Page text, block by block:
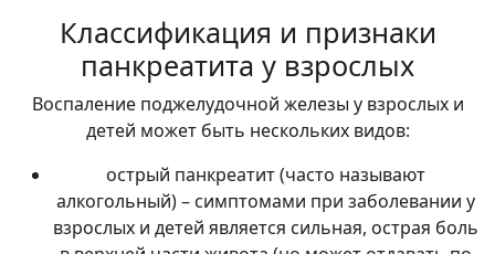
Классификация и признаки
панкреатита у взрослых
Воспаление поджелудочной железы у взрослых и
детей может быть нескольких видов:
острый панкреатит (часто называют
алкогольный) – симптомами при заболевании у
взрослых и детей является сильная, острая боль